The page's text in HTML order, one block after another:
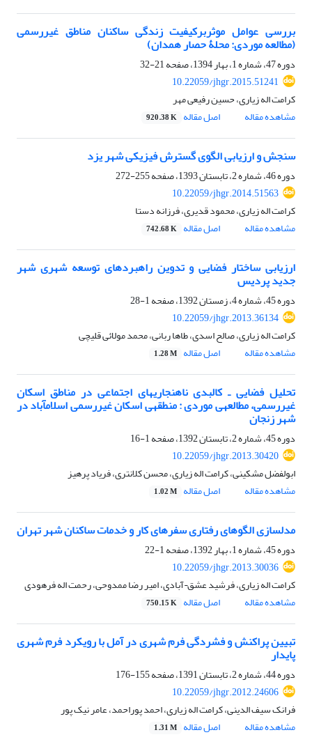
بررسی عوامل موثربرکیفیت زندگی ساکنان مناطق غیررسمی
(مطالعه موردی: محلۀ حصار همدان)
دوره 47، شماره 1، بهار 1394، صفحه
21-32
10.22059/jhgr.2015.51241
کرامت اله زیاری، حسین رفیعی مهر
مشاهده مقاله
اصل مقاله 920.38 K
سنجش و ارزیابی الگوی گسترش فیزیکی شهر یزد
دوره 46، شماره 2، تابستان 1393، صفحه
255-272
10.22059/jhgr.2014.51563
کرامت اله زیاری، محمود قدیری، فرزانه دستا
مشاهده مقاله
اصل مقاله 742.68 K
ارزیابی ساختار فضایی و تدوین راهبردهای توسعه شهری شهر
جدید پردیس
دوره 45، شماره 4، زمستان 1392، صفحه
1-28
10.22059/jhgr.2013.36134
کرامت اله زیاری، صالح اسدی، طاها ربانی، محمد مولائی قلیچی
مشاهده مقاله
اصل مقاله 1.28 M
تحلیل فضایی ـ کالبدی ناهنجاری‎های اجتماعی در مناطق اسکان
غیررسمی، مطالعه‎ی موردی : منطقه‎ی اسکان غیررسمی اسلام‎آباد در
شهر زنجان
دوره 45، شماره 2، تابستان 1392، صفحه
1-16
10.22059/jhgr.2013.30420
ابولفضل مشکینی، کرامت اله زیاری، محسن کلانتری، فریاد پرهیز
مشاهده مقاله
اصل مقاله 1.02 M
مدل‎سازی الگوهای رفتاری سفرهای کار و خدمات ساکنان شهر تهران
دوره 45، شماره 1، بهار 1392، صفحه
1-22
10.22059/jhgr.2013.30036
کرامت اله زیاری، فرشید عشق¬آبادی، امیر رضا ممدوحی، رحمت اله فرهودی
مشاهده مقاله
اصل مقاله 750.15 K
تبیین پراکنش و فشردگی فرم شهری در آمل با رویکرد فرم شهری
پایدار
دوره 44، شماره 2، تابستان 1391، صفحه
155-176
10.22059/jhgr.2012.24606
فرانک سیف الدینی، کرامت اله زیاری، احمد پوراحمد، عامر نیک پور
مشاهده مقاله
اصل مقاله 1.31 M